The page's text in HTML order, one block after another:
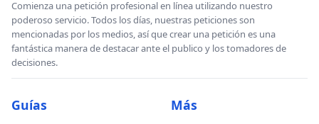
Comienza una petición profesional en línea utilizando nuestro
poderoso servicio. Todos los días, nuestras peticiones son
mencionadas por los medios, así que crear una petición es una
fantástica manera de destacar ante el publico y los tomadores de
decisiones.
Guías Más